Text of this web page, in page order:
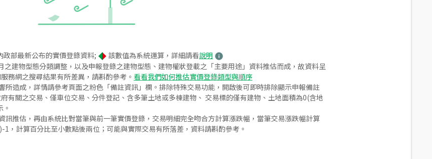
政部最新公布的實價登錄資料; 該數值為系統運算，詳細請看說明
建物型態分類調整，以及申報登錄之建物型態、建物權狀登載之「主要用途」資料推估而成，故資料呈
務網之搜尋結果有所差異，請斟酌參考。 看看我們如何推估實價登錄類型與順序
所造成，詳情請參考頁面之粉色「備註資訊」欄。排除特殊交易功能，開啟後可即時排除顯示申報備註
有關之交易、僅車位交易、分件登記、含多筆土地或多棟建物、 交易標的僅有建物、土地面積為0(含地
訊推估，再由系統比對當筆與前一筆實價登錄，交易明細完全吻合方計算漲跌幅，當筆交易漲跌幅計算
，計算百分比至小數點後兩位；可能與實際交易有所落差，資料請斟酌參考。